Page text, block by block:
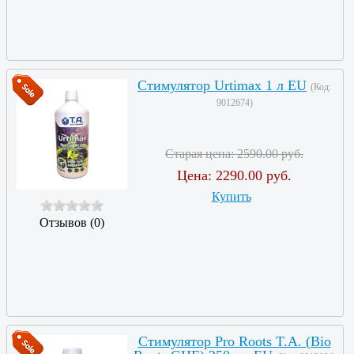
Отзывов (0)
Стимулятор Urtimax 1 л EU (Код:
9012674)
Старая цена:2590.00 руб.
Цена: 2290.00 руб.
Купить
Стимулятор Pro Roots T.A. (Bio